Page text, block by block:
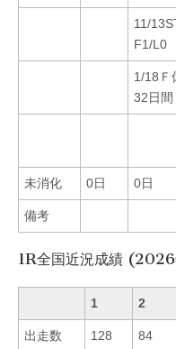
11/
F1/L0
1/18Ｆ
32日間
未消化 0日 0日
備考
1R全国近況成績 (2026
1 2
出走数 128 84